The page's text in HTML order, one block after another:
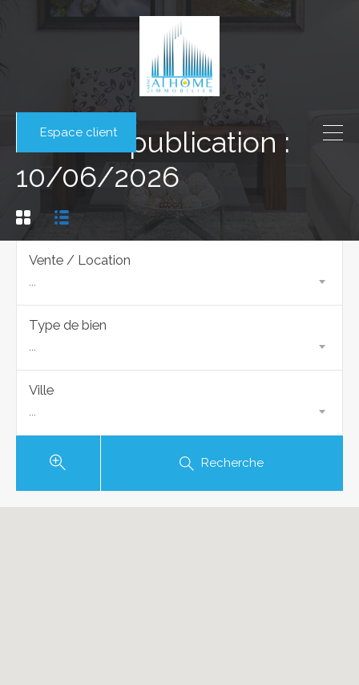
Espace client
Date de publication :
10/06/2026
Vente / Location
...
Type de bien
...
Ville
...
Recherche